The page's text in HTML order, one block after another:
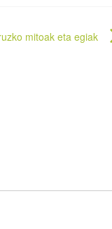
mitoak eta egiak